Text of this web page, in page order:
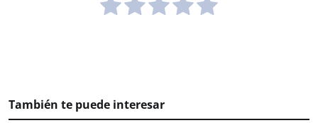
También te puede interesar